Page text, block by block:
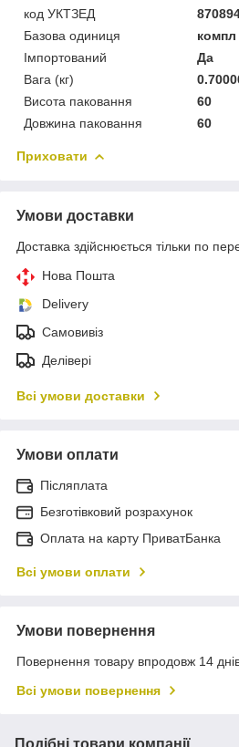
код УКТЗЕД
Базова одиниця
компл
Імпортований
Да
Вага (кг)
Висота паковання
60
Довжина паковання
60
Приховати
Умови доставки
Доставка здійснюється тільки по
Нова Пошта
Delivery
Самовивіз
Делівері
Всі умови доставки
Умови оплати
Післяплата
Безготівковий розрахунок
Оплата на карту ПриватБанка
Всі умови оплати
Умови повернення
Повернення товару впродовж 14
Всі умови повернення
Подібні товари компанії